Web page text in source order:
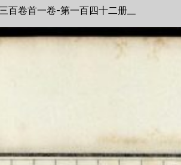
百卷首一卷-第一百四十二册__